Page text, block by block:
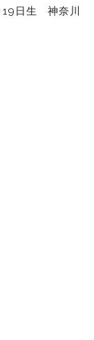
19日生 神奈川